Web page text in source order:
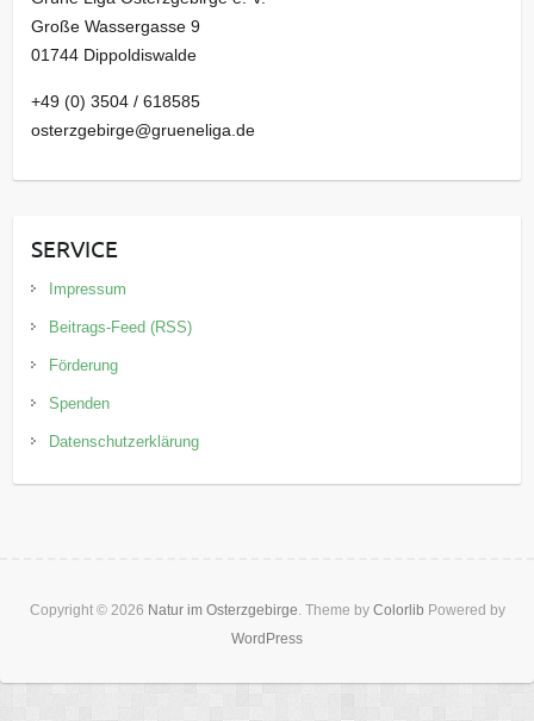
Große Wassergasse 9
01744 Dippoldiswalde
+49 (0) 3504 / 618585
osterzgebirge@grueneliga.de
SERVICE
Impressum
Beitrags-Feed (RSS)
Förderung
Spenden
Datenschutzerklärung
Copyright © 2026 Natur im Osterzgebirge. Theme by Colorlib Powered by
WordPress